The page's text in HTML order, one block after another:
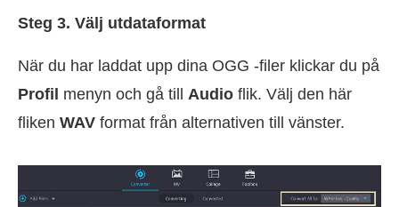
Steg 3. Välj utdataformat
När du har laddat upp dina OGG -filer klickar du på
Profil menyn och gå till Audio flik. Välj den här
fliken WAV format från alternativen till vänster.